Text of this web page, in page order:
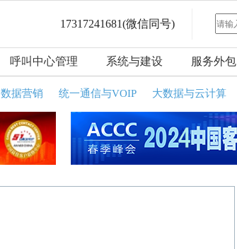
17317241681(微信同号)
呼叫中心管理 系统与建设 服务外包
数据营销 统一通信与VOIP 大数据与云计算